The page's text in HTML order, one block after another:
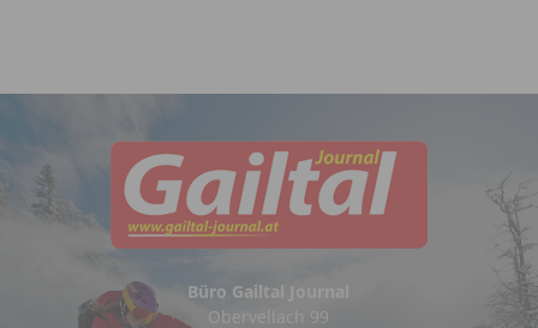
Büro Gailtal Journal
Obervellach 99